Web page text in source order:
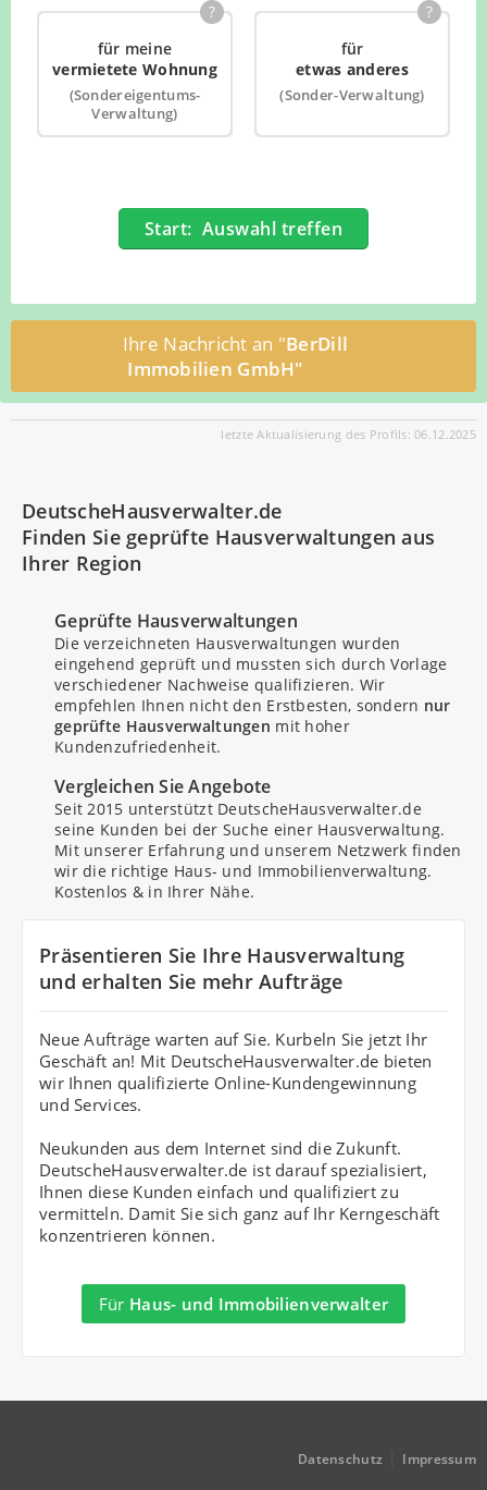
Unverzügliche Auskunft über berufsspezifische
Qualifikation des Gewerbetreibenden sowie der
Objektbetreuer
Unverzügliche Auskunft über Zertifikate und
Bescheinigungen für absolvierte Weiterbildungen
für meine
vermietete Wohnung
(Sondereigentums-
Verwaltung)
?
für
etwas anderes
(Sonder-Verwaltung)
?
Start: Auswahl treffen
Ihre Nachricht an "BerDill
Immobilien GmbH"
Nachricht senden
Mit Absenden stimmen Sie dem
letzte Aktualisierung des Profils: 06.12.2025
DeutscheHausverwalter.de
Finden Sie geprüfte Hausverwaltungen aus
Ihrer Region
Geprüfte Hausverwaltungen
Die verzeichneten Hausverwaltungen wurden
eingehend geprüft und mussten sich durch Vorlage
verschiedener Nachweise qualifizieren. Wir
empfehlen Ihnen nicht den Erstbesten, sondern nur
geprüfte Hausverwaltungen mit hoher
Kundenzufriedenheit.
Vergleichen Sie Angebote
Seit 2015 unterstützt DeutscheHausverwalter.de
seine Kunden bei der Suche einer Hausverwaltung.
Mit unserer Erfahrung und unserem Netzwerk finden
wir die richtige Haus- und Immobilienverwaltung.
Kostenlos & in Ihrer Nähe.
Präsentieren Sie Ihre Hausverwaltung
und erhalten Sie mehr Aufträge
Neue Aufträge warten auf Sie. Kurbeln Sie jetzt Ihr
Geschäft an! Mit DeutscheHausverwalter.de bieten
wir Ihnen qualifizierte Online-Kundengewinnung
und Services.
Neukunden aus dem Internet sind die Zukunft.
DeutscheHausverwalter.de ist darauf spezialisiert,
Ihnen diese Kunden einfach und qualifiziert zu
vermitteln. Damit Sie sich ganz auf Ihr Kerngeschäft
konzentrieren können.
Für Haus- und Immobilienverwalter
Datenschutz Impressum